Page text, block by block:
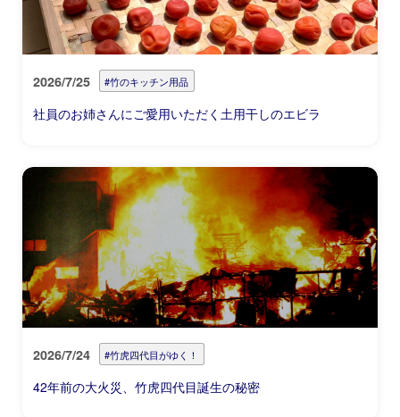
2026/7/25 #竹のキッチン用品
社員のお姉さんにご愛用いただく土用干しのエビラ
2026/7/24 #竹虎四代目がゆく！
42年前の大火災、竹虎四代目誕生の秘密